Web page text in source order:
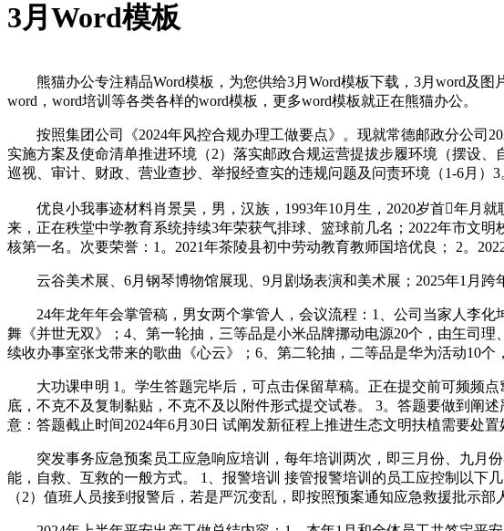
3月Word模板
熊猫办公专注精品Word模板，为您供给3月Word模板下载，3月word及图
word，word培训等各类各样的word模板，更多word模板就正在熊猫办公。
按照集团公司《2024年风控合规办理工做要点》。现就常德邮政分公司
实施方案及使命清单推进环境（2）落实邮政合规运营提拔步履环境（摆设
巡视、审计、财政、营业查抄、举报经查实的违规问题及问责环境（1-6月
优良小我事迹材料肖景昊，男，汉族，1993年10月生，2020岁首年月就
来，正在秩堂中学教育系统持续3年荣获气排球、篮球前几名；2022年市文明
核第一名。次要荣誉：1。2021年茶陵县初中劳动教育教师国培优良； 2。
云谷美术展、6月钢琴博物馆展现、9月剧场表演和美术展；2025年1月跨
24年龙年年会掌管稿，男女两个掌管人，会议流程：1、公司当家人李化
舞《并世无双》；4、第一轮抽，三等品是小米品牌挪动电源20个，由玍司
续收办事室张戈带来的歌曲《心云》；6、第二轮抽，二等品是华为活动10个
大功课申明 1。学生答题完毕后，可点击保留草稿。正在提交前可频频点
底，不克不及复制黏贴，不克不及以附件形式提交试卷。 3。答题要做到阐
意：答题截止时间2024年6月30日 试阐发新征程上推进生态文明扶植需要处置
突发事务应急预案员工应急响应培训，每年培训两次，即三月份、九月份
能，自救、互救的一般方式。 1、报警培训 接管报警培训的员工应控制以下
（2）值班人员接到报警后，若是严沉变乱，即按照预案通知应急救援批示